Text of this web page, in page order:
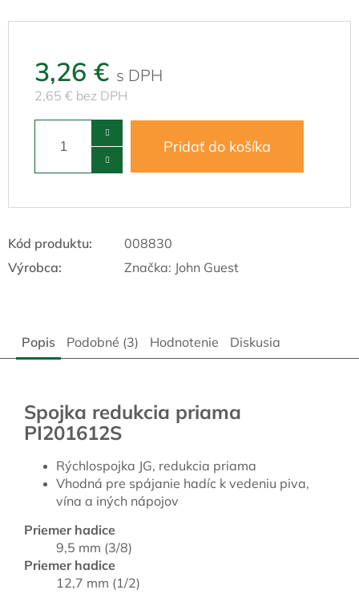
3,26 €
2,65 € bez DPH
Pridať do košíka
Kód produktu:
008830
Výrobca:
Značka: John Guest
Popis Podobné (3) Hodnotenie Diskusia
Spojka redukcia priama
PI201612S
Rýchlospojka JG, redukcia priama
Vhodná pre spájanie hadíc k vedeniu piva,
vína a iných nápojov
Priemer hadice
9,5 mm (3/8)
Priemer hadice
12,7 mm (1/2)